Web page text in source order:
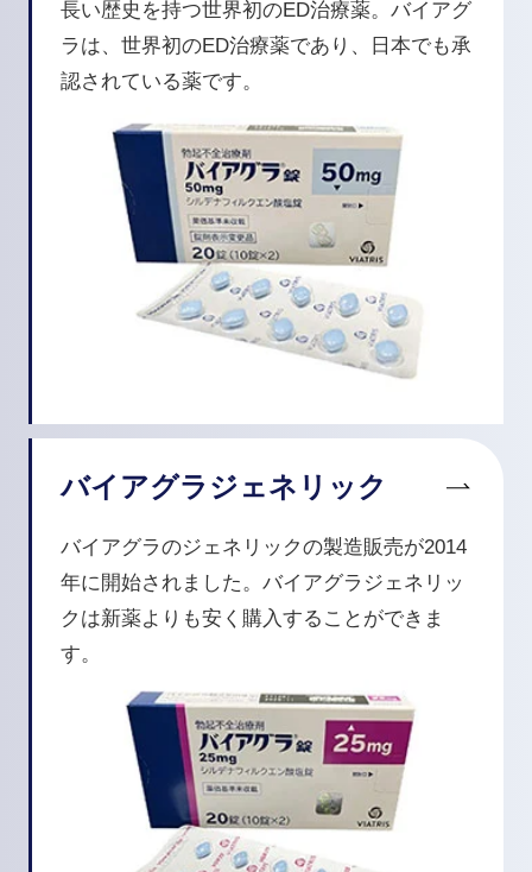
長い歴史を持つ世界初のED治療薬。バイアグ
ラは、世界初のED治療薬であり、日本でも承
認されている薬です。
バイアグラジェネリック
バイアグラのジェネリックの製造販売が2014
年に開始されました。バイアグラジェネリッ
クは新薬よりも安く購入することができま
す。